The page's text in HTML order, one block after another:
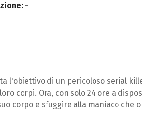
-
l'obiettivo di un pericoloso serial
corpi. Ora, con solo 24 ore a
corpo e sfuggire alla maniaco che